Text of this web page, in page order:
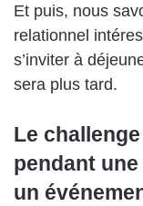
Et puis, nous
relationnel
s’inviter à
sera plus tard.
Le
pendant
un